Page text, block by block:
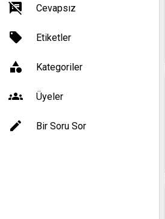
Cevapsız
Etiketler
Kategoriler
Üyeler
Bir Soru Sor